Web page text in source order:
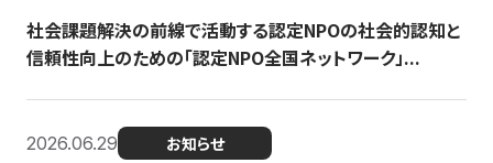
社会課題解決の前線で活動する認定NPOの社会的認知と
信頼性向上のための「認定NPO全国ネットワーク」...
2026.06.29 お知らせ